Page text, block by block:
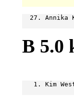
27. Annika
B 5.0
1. Kim